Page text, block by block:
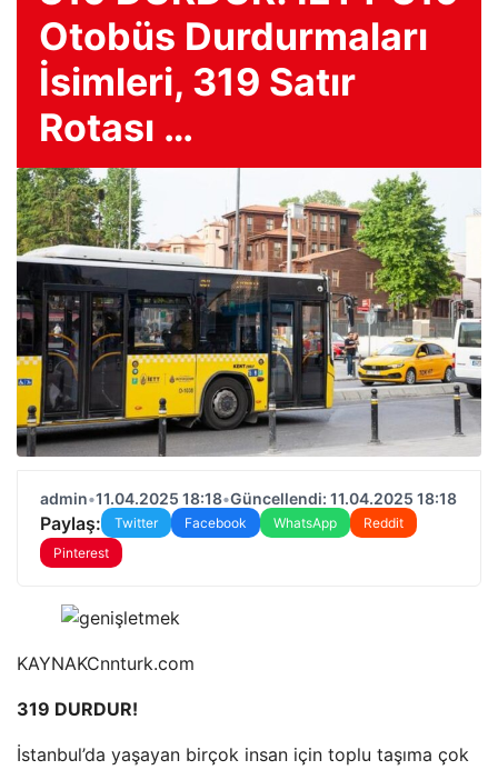
Otobüs Durdurmaları
İsimleri, 319 Satır
Rotası …
admin•11.04.2025 18:18•Güncellendi: 11.04.2025 18:18
Paylaş: Twitter Facebook WhatsApp
Reddit
Pinterest
KAYNAKCnnturk.com
319 DURDUR!
İstanbul’da yaşayan birçok insan için toplu taşıma çok